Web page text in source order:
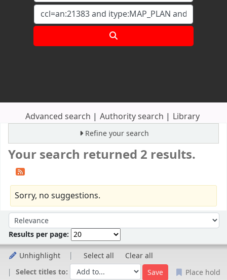
Advanced search Authority search Library
Refine your search
Your search returned 2 results.
Sorry, no suggestions.
Sort by:
Results per page:
Unhighlight Select all
Clear all
Select titles to:
Place hold